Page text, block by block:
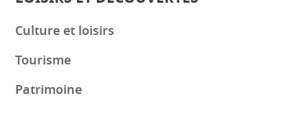
Culture et loisirs
Tourisme
Patrimoine